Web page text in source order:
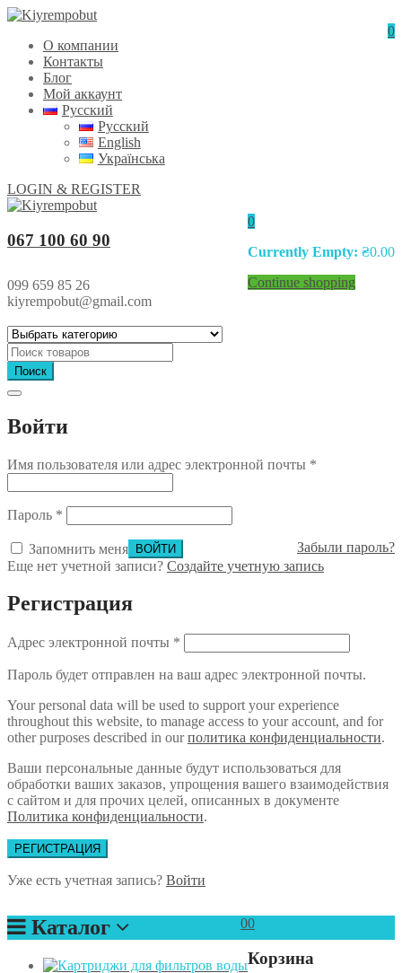
0
О компании
Контакты
Блог
Мой аккаунт
Русский
Русский
English
Українська
LOGIN & REGISTER
0
Currently Empty: ₴0.00
Continue shopping
067 100 60 90
099 659 85 26
kiyrempobut@gmail.com
Поиск
Войти
Имя пользователя или адрес электронной почты *
Пароль *
Запомнить меня
Забыли пароль?
Еще нет учетной записи? Создайте учетную запись
Регистрация
Адрес электронной почты *
Пароль будет отправлен на ваш адрес электронной почты.
Your personal data will be used to support your experience
throughout this website, to manage access to your account, and for
other purposes described in ourполитика конфиденциальности.
Ваши персональные данные будут использоваться для
обработки ваших заказов, упрощения вашего взаимодействия
с сайтом и для прочих целей, описанных в документе
Политика конфиденциальности.
РЕГИСТРАЦИЯ
Уже есть учетная запись? Войти
0
Корзина
0
Каталог